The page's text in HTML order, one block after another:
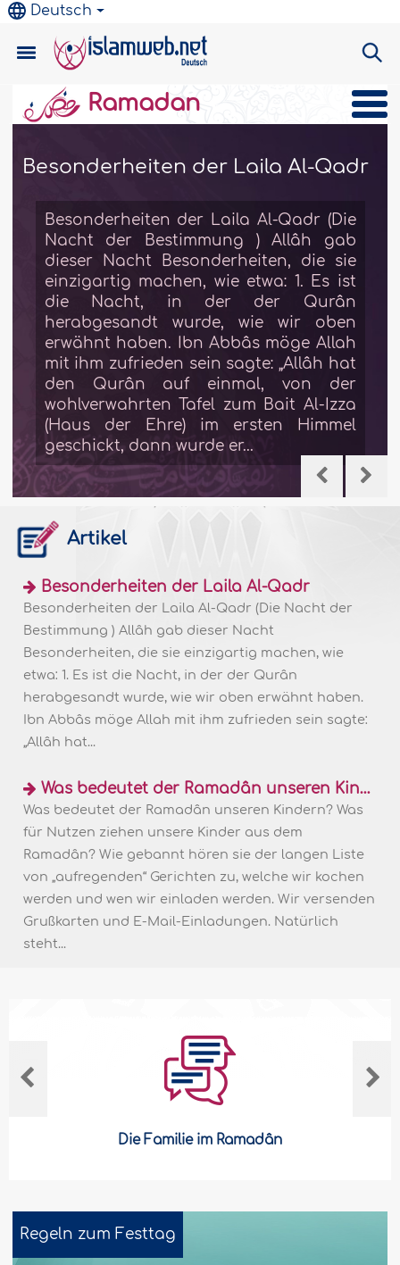
Deutsch
Ramadan
Besonderheiten der Laila Al-Qadr
Besonderheiten der Laila Al-Qadr (Die
Nacht der Bestimmung ) Allâh gab
dieser Nacht Besonderheiten, die sie
einzigartig machen, wie etwa: 1. Es ist
die Nacht, in der der Qurân
herabgesandt wurde, wie wir oben
erwähnt haben. Ibn Abbâs möge Allah
mit ihm zufrieden sein sagte: „Allâh hat
den Qurân auf einmal, von der
wohlverwahrten Tafel zum Bait Al-Izza
(Haus der Ehre) im ersten Himmel
geschickt, dann wurde er...
Artikel
Besonderheiten der Laila Al-Qadr
Besonderheiten der Laila Al-Qadr (Die Nacht der
Bestimmung ) Allâh gab dieser Nacht
Besonderheiten, die sie einzigartig machen, wie
etwa: 1. Es ist die Nacht, in der der Qurân
herabgesandt wurde, wie wir oben erwähnt haben.
Ibn Abbâs möge Allah mit ihm zufrieden sein sagte:
„Allâh hat...
Was bedeutet der Ramadân unseren Kindern?
Was bedeutet der Ramadân unseren Kindern? Was
für Nutzen ziehen unsere Kinder aus dem
Ramadân? Wie gebannt hören sie der langen Liste
von „aufregenden“ Gerichten zu, welche wir kochen
werden und wen wir einladen werden. Wir versenden
Grußkarten und E-Mail-Einladungen. Natürlich
steht...
Die Familie im Ramadân
Regeln zum Festtag